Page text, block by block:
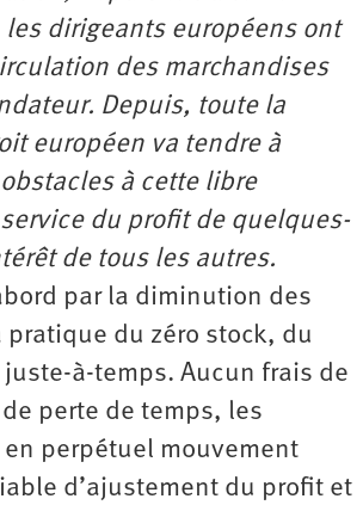
les dirigeants européens ont
des marchandises
Depuis, toute la
européen va tendre à
à cette libre
du profit de quelques-
de tous les autres.
par la diminution des
pratique du zéro stock, du
à-temps. Aucun frais de
perte de temps, les
perpétuel mouvement
d’ajustement du profit et